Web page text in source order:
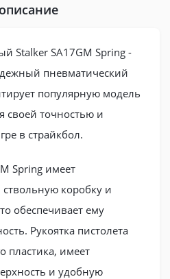
Stalker SA17GM Spring -
пневматический
популярную модель
своей точностью и
в страйкбол.
Spring имеет
ствольную коробку и
обеспечивает ему
Рукоятка пистолета
пластика, имеет
и удобную